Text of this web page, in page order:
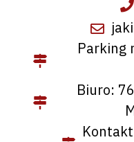
Parking
Biuro: